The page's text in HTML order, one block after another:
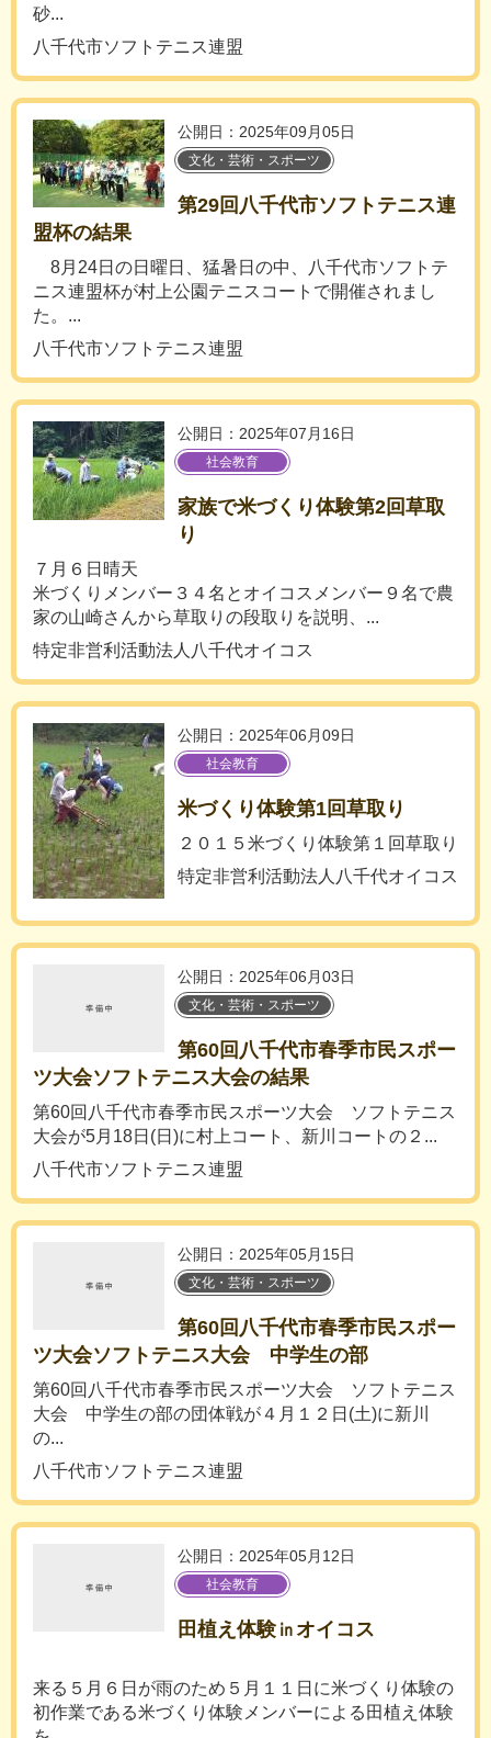
砂...
八千代市ソフトテニス連盟
公開日：2025年09月05日
文化・芸術・スポーツ
第29回八千代市ソフトテニス連
盟杯の結果
8月24日の日曜日、猛暑日の中、八千代市ソフトテ
ニス連盟杯が村上公園テニスコートで開催されまし
た。...
八千代市ソフトテニス連盟
公開日：2025年07月16日
社会教育
家族で米づくり体験第2回草取
り
７月６日晴天
米づくりメンバー３４名とオイコスメンバー９名で農
家の山崎さんから草取りの段取りを説明、...
特定非営利活動法人八千代オイコス
公開日：2025年06月09日
社会教育
米づくり体験第1回草取り
２０１５米づくり体験第１回草取り
特定非営利活動法人八千代オイコス
公開日：2025年06月03日
文化・芸術・スポーツ
第60回八千代市春季市民スポー
ツ大会ソフトテニス大会の結果
第60回八千代市春季市民スポーツ大会 ソフトテニス
大会が5月18日(日)に村上コート、新川コートの２...
八千代市ソフトテニス連盟
公開日：2025年05月15日
文化・芸術・スポーツ
第60回八千代市春季市民スポー
ツ大会ソフトテニス大会 中学生の部
第60回八千代市春季市民スポーツ大会 ソフトテニス
大会 中学生の部の団体戦が４月１２日(土)に新川
の...
八千代市ソフトテニス連盟
公開日：2025年05月12日
社会教育
田植え体験㏌オイコス
来る５月６日が雨のため５月１１日に米づくり体験の
初作業である米づくり体験メンバーによる田植え体験